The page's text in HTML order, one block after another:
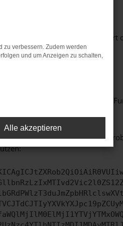
Seiten verhindern. Funktioniert
dazu führen, dass bestimmte
Wir werden versuchen, das
zu verbessern. Zudem werden
und um Anzeigen zu schalten,
Alle akzeptieren